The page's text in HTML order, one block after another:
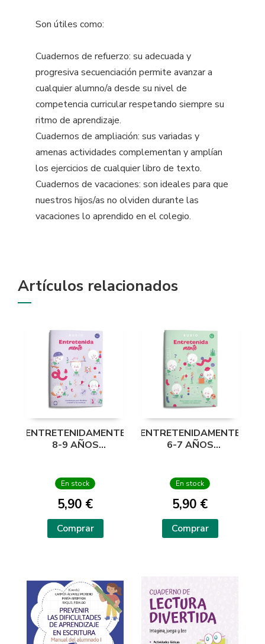
Son útiles como:
Cuadernos de refuerzo: su adecuada y
progresiva secuenciación permite avanzar a
cualquier alumno/a desde su nivel de
competencia curricular respetando siempre su
ritmo de aprendizaje.
Cuadernos de ampliación: sus variadas y
amenas actividades complementan y amplían
los ejercicios de cualquier libro de texto.
Cuadernos de vacaciones: son ideales para que
nuestros hijos/as no olviden durante las
vacaciones lo aprendido en el colegio.
Artículos relacionados
ENTRETENIDAMENTE
8-9 AÑOS
En stock
5,90 €
Comprar
ENTRETENIDAMENTE
6-7 AÑOS
En stock
5,90 €
Comprar